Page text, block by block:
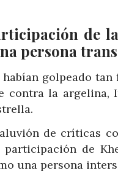
de
persona trans
golpeado
contra la argelina,
de críticas
participación de
una persona